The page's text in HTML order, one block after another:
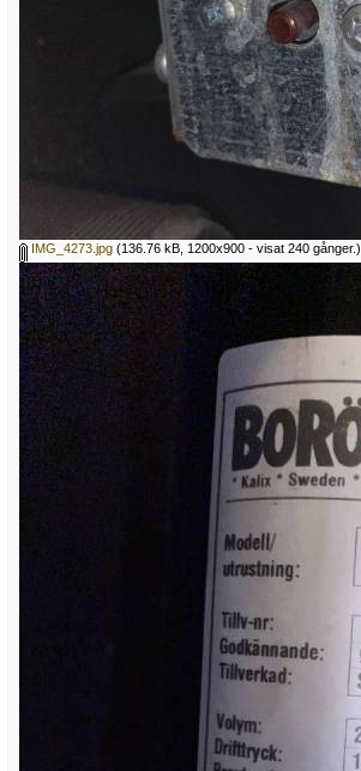
IMG_4273.jpg (136.76 kB, 1200x900 - visat 240 gånger.)